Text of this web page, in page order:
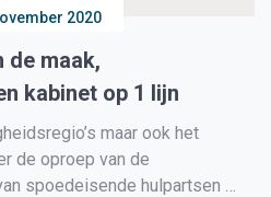
2020
de maak,
kabinet op 1 lijn
maar ook het
de oproep van de
spoedeisende hulpartsen